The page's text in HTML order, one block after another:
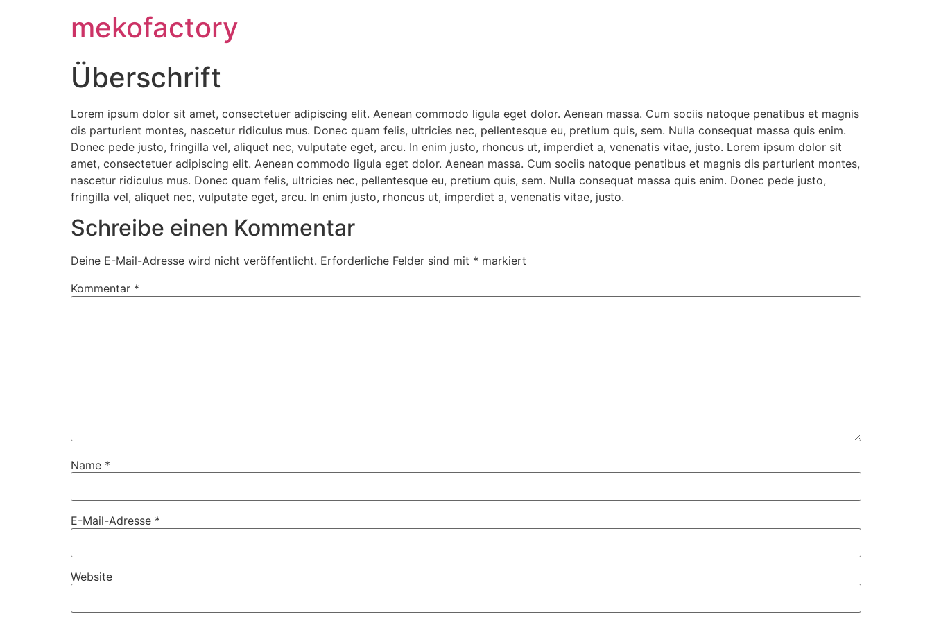
mekofactory
Überschrift
Lorem ipsum dolor sit amet, consectetuer adipiscing elit. Aenean commodo ligula eget dolor. Aenean massa. Cum sociis natoque penatibus et magnis
dis parturient montes, nascetur ridiculus mus. Donec quam felis, ultricies nec, pellentesque eu, pretium quis, sem. Nulla consequat massa quis enim.
Donec pede justo, fringilla vel, aliquet nec, vulputate eget, arcu. In enim justo, rhoncus ut, imperdiet a, venenatis vitae, justo. Lorem ipsum dolor sit
amet, consectetuer adipiscing elit. Aenean commodo ligula eget dolor. Aenean massa. Cum sociis natoque penatibus et magnis dis parturient montes,
nascetur ridiculus mus. Donec quam felis, ultricies nec, pellentesque eu, pretium quis, sem. Nulla consequat massa quis enim. Donec pede justo,
fringilla vel, aliquet nec, vulputate eget, arcu. In enim justo, rhoncus ut, imperdiet a, venenatis vitae, justo.
Schreibe einen Kommentar
Deine E-Mail-Adresse wird nicht veröffentlicht. Erforderliche Felder sind mit * markiert
Kommentar *
Name *
E-Mail-Adresse *
Website